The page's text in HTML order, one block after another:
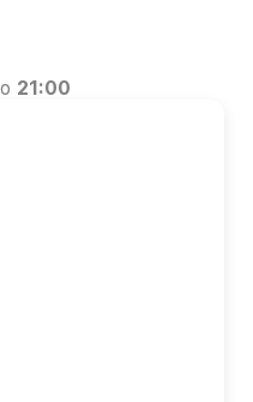
21:00